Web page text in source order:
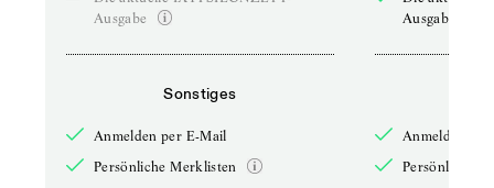
Ausgabe
Sonstiges
Anmelden per E-Mail
Persönliche Merklisten
Ausgabe
Anmelden
Persönliche